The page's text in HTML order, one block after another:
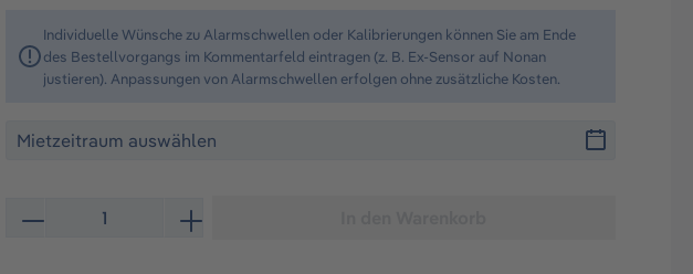
Individuelle Wünsche zu Alarmschwellen oder Kalibrierungen können Sie am Ende
des Bestellvorgangs im Kommentarfeld eintragen (z. B. Ex-Sensor auf Nonan
justieren). Anpassungen von Alarmschwellen erfolgen ohne zusätzliche Kosten.
Produkt Anzahl: Gib den gewünschten Wert ein oder benutze die Schaltflächen